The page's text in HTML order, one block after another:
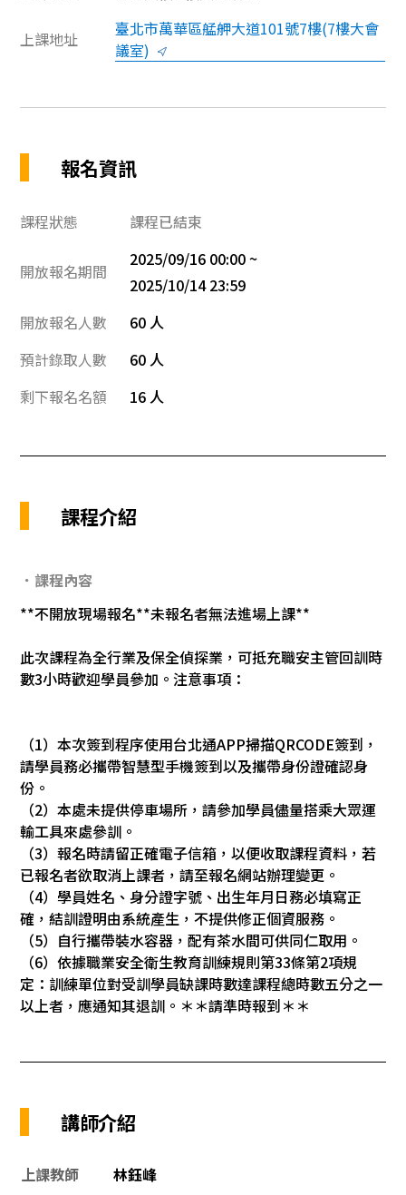
上課地址
臺北市萬華區艋舺大道101號7樓(7樓大會
議室)
報名資訊
課程狀態 課程已結束
開放報名期間
2025/09/16 00:00 ~
2025/10/14 23:59
開放報名人數
60 人
預計錄取人數
60 人
剩下報名名額
16 人
課程介紹
．課程內容
**不開放現場報名**未報名者無法進場上課**
此次課程為全行業及保全偵探業，可抵充職安主管回訓時
數3小時歡迎學員參加。注意事項：
（1）本次簽到程序使用台北通APP掃描QRCODE簽到，
請學員務必攜帶智慧型手機簽到以及攜帶身份證確認身
份。
（2）本處未提供停車場所，請參加學員儘量搭乘大眾運
輸工具來處參訓。
（3）報名時請留正確電子信箱，以便收取課程資料，若
已報名者欲取消上課者，請至報名網站辦理變更。
（4）學員姓名、身分證字號、出生年月日務必填寫正
確，結訓證明由系統產生，不提供修正個資服務。
（5）自行攜帶裝水容器，配有茶水間可供同仁取用。
（6）依據職業安全衛生教育訓練規則第33條第2項規
定：訓練單位對受訓學員缺課時數達課程總時數五分之一
以上者，應通知其退訓。＊＊請準時報到＊＊
講師介紹
上課教師 林鈺峰